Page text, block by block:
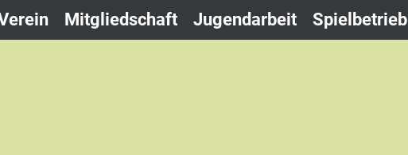
Mitgliedschaft Jugendarbeit Spielbetrieb